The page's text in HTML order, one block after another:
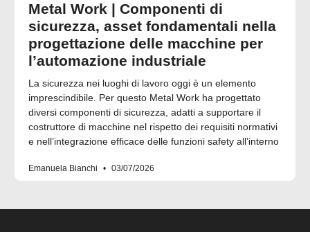
Metal Work | Componenti di
sicurezza, asset fondamentali nella
progettazione delle macchine per
l’automazione industriale
La sicurezza nei luoghi di lavoro oggi è un elemento
imprescindibile. Per questo Metal Work ha progettato
diversi componenti di sicurezza, adatti a supportare il
costruttore di macchine nel rispetto dei requisiti normativi
e nell’integrazione efficace delle funzioni safety all’interno
Emanuela Bianchi 03/07/2026